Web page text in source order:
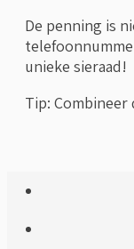
De penning is
unieke sieraad!
Tip: